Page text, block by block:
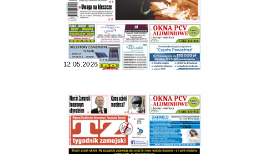
12.05.2026